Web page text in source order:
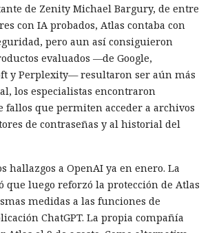
de Zenity Michael Bargury, de entre
con IA probados, Atlas contaba con
pero aun así consiguieron
evaluados —de Google,
y Perplexity— resultaron ser aún más
los especialistas encontraron
fallos que permiten acceder a archivos
de contraseñas y al historial del
hallazgos a OpenAI ya en enero. La
que luego reforzó la protección de Atlas
medidas a las funciones de
ChatGPT. La propia compañía